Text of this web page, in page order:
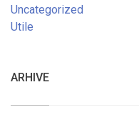
Uncategorized
Utile
ARHIVE